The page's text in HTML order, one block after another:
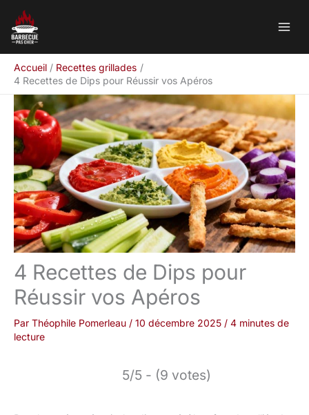
contenu
Accueil
Recettes grillades
4 Recettes de Dips pour Réussir vos Apéros
4 Recettes de Dips pour
Réussir vos Apéros
Par Théophile Pomerleau / 10 décembre 2025 / 4 minutes de
lecture
5/5 - (9 votes)
Rechercher